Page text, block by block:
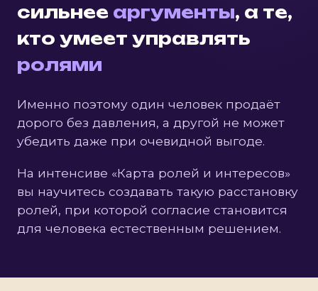
сильнее аргументы, а те,
кто умеет управлять
ролями
Именно поэтому один человек продаёт
дорого без давления, а другой не может
убедить даже при очевидной выгоде.
На интенсиве «Карта ролей и интересов»
вы научитесь создавать такую расстановку
ролей, при которой согласие становится
для человека естественным решением.